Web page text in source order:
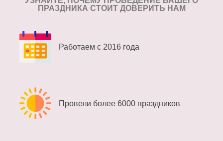
ПРАЗДНИКА СТОИТ ДОВЕРИТЬ НАМ
Работаем с 2016 года
Провели более 6000 праздников